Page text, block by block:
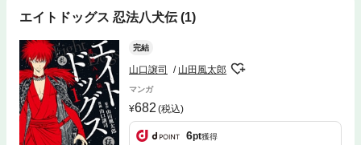
エイトドッグス 忍法八犬伝 (1)
完結
山口譲司 山田風太郎
マンガ
682 (税込)
6pt獲得